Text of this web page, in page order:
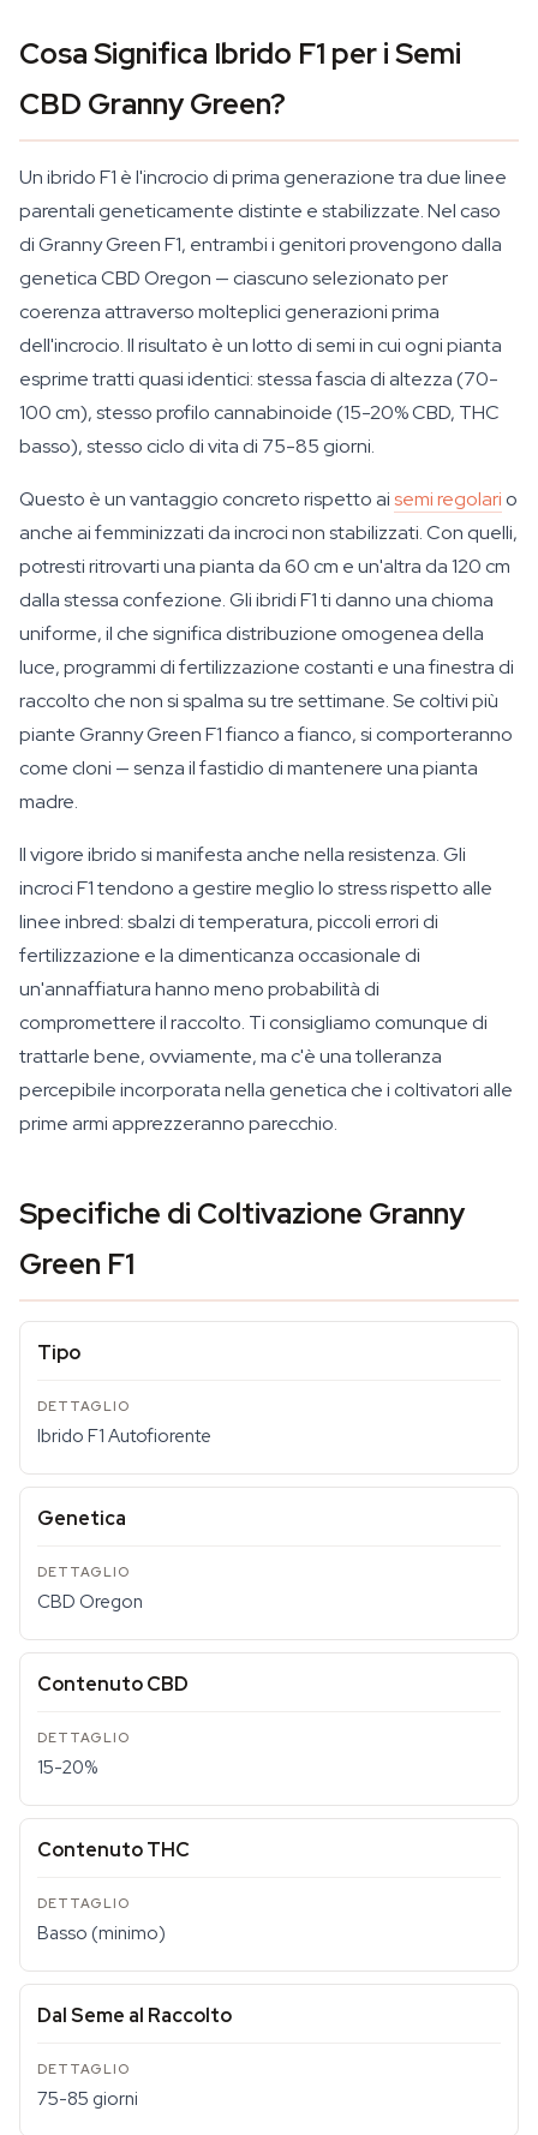
Cosa Significa Ibrido F1 per i Semi
CBD Granny Green?
Un ibrido F1 è l'incrocio di prima generazione tra due linee
parentali geneticamente distinte e stabilizzate. Nel caso
di Granny Green F1, entrambi i genitori provengono dalla
genetica CBD Oregon — ciascuno selezionato per
coerenza attraverso molteplici generazioni prima
dell'incrocio. Il risultato è un lotto di semi in cui ogni pianta
esprime tratti quasi identici: stessa fascia di altezza (70-
100 cm), stesso profilo cannabinoide (15-20% CBD, THC
basso), stesso ciclo di vita di 75-85 giorni.
Questo è un vantaggio concreto rispetto aisemi regolari o
anche ai femminizzati da incroci non stabilizzati. Con quelli,
potresti ritrovarti una pianta da 60 cm e un'altra da 120 cm
dalla stessa confezione. Gli ibridi F1 ti danno una chioma
uniforme, il che significa distribuzione omogenea della
luce, programmi di fertilizzazione costanti e una finestra di
raccolto che non si spalma su tre settimane. Se coltivi più
piante Granny Green F1 fianco a fianco, si comporteranno
come cloni — senza il fastidio di mantenere una pianta
madre.
Il vigore ibrido si manifesta anche nella resistenza. Gli
incroci F1 tendono a gestire meglio lo stress rispetto alle
linee inbred: sbalzi di temperatura, piccoli errori di
fertilizzazione e la dimenticanza occasionale di
un'annaffiatura hanno meno probabilità di
compromettere il raccolto. Ti consigliamo comunque di
trattarle bene, ovviamente, ma c'è una tolleranza
percepibile incorporata nella genetica che i coltivatori alle
prime armi apprezzeranno parecchio.
Specifiche di Coltivazione Granny
Green F1
Tipo
Ibrido F1 Autofiorente
Genetica
CBD Oregon
Contenuto CBD
15-20%
Contenuto THC
Basso (minimo)
Dal Seme al Raccolto
75-85 giorni